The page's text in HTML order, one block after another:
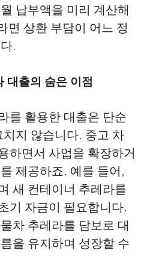
납부액을 미리 계산해
면 상환 부담이 어느 정
.
대출의 숨은 이점
를 활용한 대출은 단순
지 않습니다. 중고 차
하면서 사업을 확장하거
제공하죠. 예를 들어,
새 컨테이너 추레라를
기 자금이 필요합니다.
차 추레라를 담보로 대
을 유지하며 성장할 수